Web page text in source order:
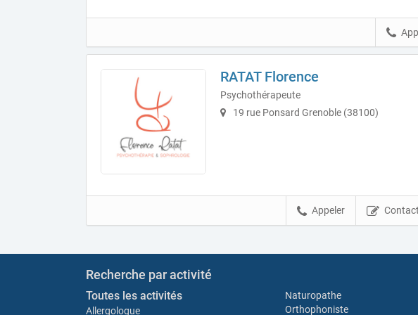
RATAT Florence
Psychothérapeute
19 rue Ponsard Grenoble (38100)
Appeler
Recherche par activité
Toutes les activités
Allergologue
Naturopathe
Orthophoniste